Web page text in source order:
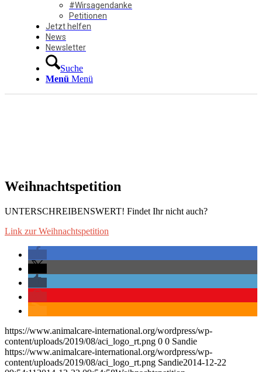
#Wirsagendanke
Petitionen
Jetzt helfen
News
Newsletter
Suche
Menü Menü
Weihnachtspetition
UNTERSCHREIBENSWERT! Findet Ihr nicht auch?
Link zur Weihnachtspetition
https://www.animalcare-international.org/wordpress/wp-
content/uploads/2019/08/aci_logo_rt.png 0 0 Sandie
https://www.animalcare-international.org/wordpress/wp-
content/uploads/2019/08/aci_logo_rt.png Sandie2014-12-22